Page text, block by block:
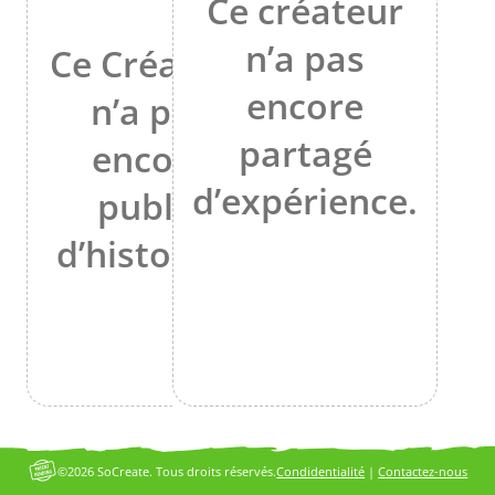
Ce Créateur
n’a pas
encore
publié
d’histoires.
Ce créateur
n’a pas
encore
partagé
d’expérience.
Condidentialité |Contactez-nous
©2026 SoCreate. Tous droits réservés.